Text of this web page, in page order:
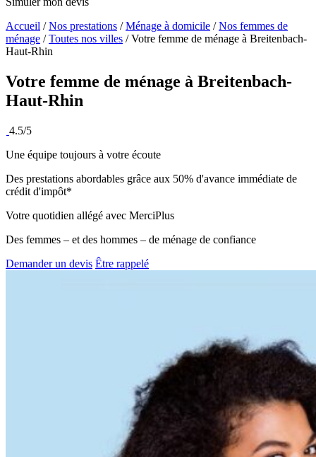
Accueil /Nos prestations /Ménage à domicile /Nos femmes de
ménage /Toutes nos villes /Votre femme de ménage à Breitenbach-
Haut-Rhin
Votre femme de ménage à Breitenbach-
Haut-Rhin
4.5/5
Une équipe toujours à votre écoute
Des prestations abordables grâce aux 50% d'avance immédiate de
crédit d'impôt*
Votre quotidien allégé avec MerciPlus
Des femmes – et des hommes – de ménage de confiance
Demander un devis Être rappelé